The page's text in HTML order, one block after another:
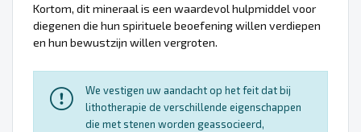
Kortom, dit mineraal is een waardevol hulpmiddel voor
diegenen die hun spirituele beoefening willen verdiepen
en hun bewustzijn willen vergroten.
We vestigen uw aandacht op het feit dat bij
lithotherapie de verschillende eigenschappen
die met stenen worden geassocieerd,